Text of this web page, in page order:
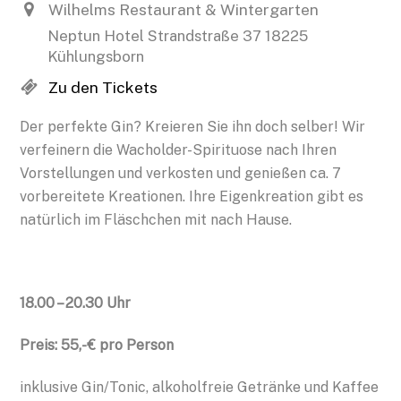
Wilhelms Restaurant & Wintergarten
Neptun Hotel Strandstraße 37 18225
Kühlungsborn
Zu den Tickets
Der perfekte Gin? Kreieren Sie ihn doch selber! Wir
verfeinern die Wacholder-Spirituose nach Ihren
Vorstellungen und verkosten und genießen ca. 7
vorbereitete Kreationen. Ihre Eigenkreation gibt es
natürlich im Fläschchen mit nach Hause.
18.00 – 20.30 Uhr
Preis: 55,- € pro Person
inklusive Gin/Tonic, alkoholfreie Getränke und Kaffee